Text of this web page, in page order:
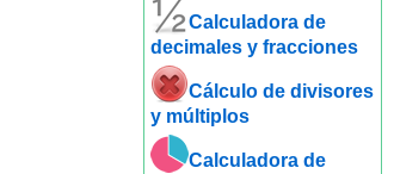
Calculadora de
decimales y fracciones
Cálculo de divisores
y múltiplos
Calculadora de